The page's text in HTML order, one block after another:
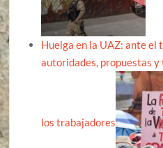
Huelga en la UAZ: ante el
autoridades, propuestas
los trabajadores